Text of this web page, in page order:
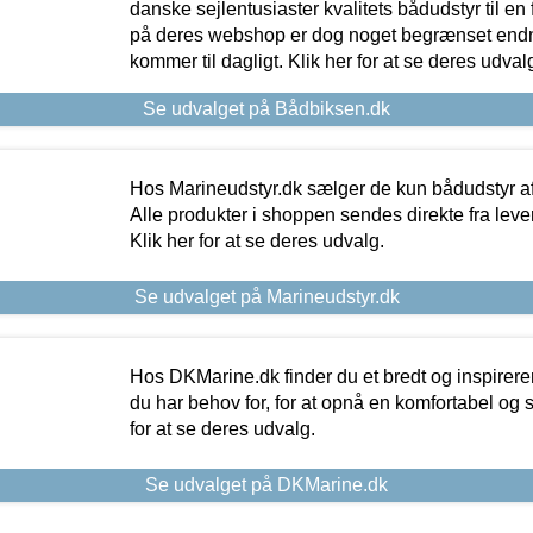
danske sejlentusiaster kvalitets bådudstyr til en
på deres webshop er dog noget begrænset
kommer til dagligt. Klik her for at se deres
Se udvalget på Bådbiksen.dk
Hos Marineudstyr.dk sælger de kun bådudstyr
Alle produkter i shoppen sendes direkte fra
Klik her for at se deres udvalg.
Se udvalget på Marineudstyr.dk
Hos DKMarine.dk finder du et bredt og
du har behov for, for at opnå en komfortabel og
for at se deres udvalg.
Se udvalget på DKMarine.dk